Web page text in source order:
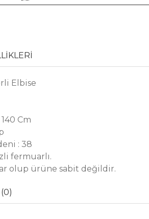
Elbise
Cm
: 38
fermuarlı.
olup ürüne sabit değildir.